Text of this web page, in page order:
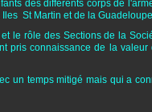
des différents corps de
St Martin et de la
le rôle des Sections de la
pris connaissance de la valeur
un temps mitigé mais qui a